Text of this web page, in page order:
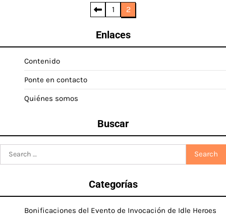
1 2
Enlaces
Contenido
Ponte en contacto
Quiénes somos
Buscar
Search
for:
Categorías
Bonificaciones del Evento de Invocación de Idle Heroes